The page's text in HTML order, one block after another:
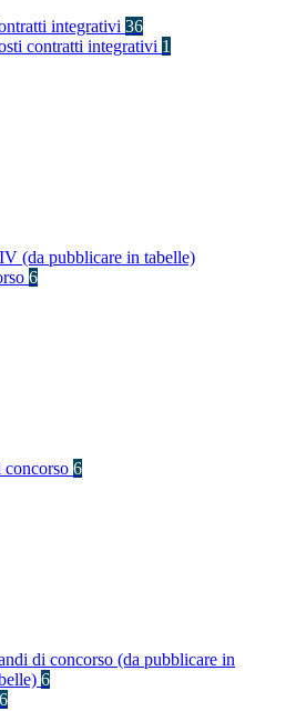
integrativi 36
contratti integrativi 1
(da pubblicare in tabelle)
6
6
di concorso (da pubblicare in
6